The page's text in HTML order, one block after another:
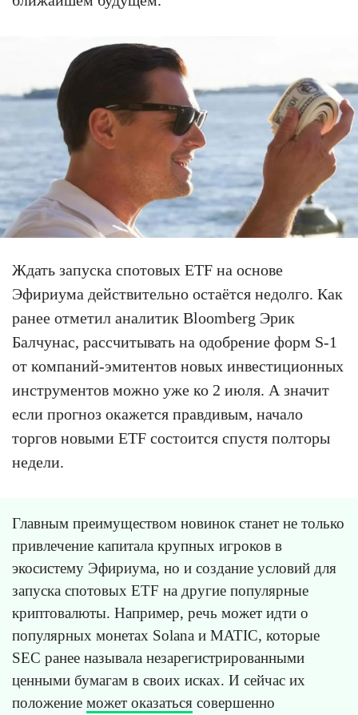
Ждать запуска спотовых ETF на основе
Эфириума действительно остаётся недолго. Как
ранее отметил аналитик Bloomberg Эрик
Балчунас, рассчитывать на одобрение форм S-1
от компаний-эмитентов новых инвестиционных
инструментов можно уже ко 2 июля. А значит
если прогноз окажется правдивым, начало
торгов новыми ETF состоится спустя полторы
недели.
Главным преимуществом новинок станет не только
привлечение капитала крупных игроков в
экосистему Эфириума, но и создание условий для
запуска спотовых ETF на другие популярные
криптовалюты. Например, речь может идти о
популярных монетах Solana и MATIC, которые
SEC ранее называла незарегистрированными
ценными бумагам в своих исках. И сейчас их
положение может оказаться совершенно